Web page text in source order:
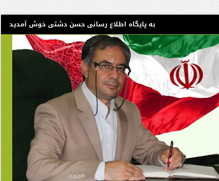
به پایگاه اطلاع رسانی حسن دشتی خوش آمدید